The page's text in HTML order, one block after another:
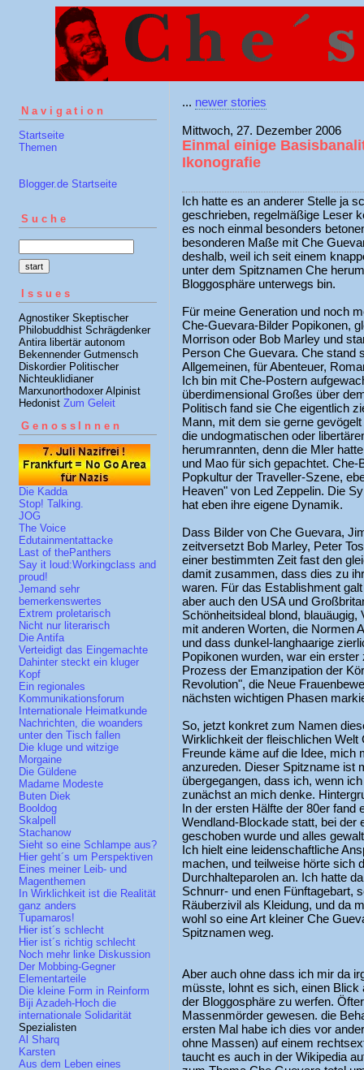
Navigation
Startseite
Themen
Blogger.de Startseite
Suche
Issues
Agnostiker Skeptischer
Philobuddhist Schrägdenker
Antira libertär autonom
Bekennender Gutmensch
Diskordier Politischer
Nichteuklidianer
Marxunorthodoxer Alpinist
Hedonist Zum Geleit
GenossInnen
Die Kadda
Stop! Talking.
JOG
The Voice
Edutainmentattacke
Last of thePanthers
Say it loud:Workingclass and
proud!
Jemand sehr
bemerkenswertes
Extrem proletarisch
Nicht nur literarisch
Die Antifa
Verteidigt das Eingemachte
Dahinter steckt ein kluger
Kopf
Ein regionales
Kommunikationsforum
Internationale Heimatkunde
Nachrichten, die woanders
unter den Tisch fallen
Die kluge und witzige
Morgaine
Die Güldene
Madame Modeste
Buten Diek
Booldog
Skalpell
Stachanow
Sieht so eine Schlampe aus?
Hier geht´s um Perspektiven
Eines meiner Leib- und
Magenthemen
In Wirklichkeit ist die Realität
ganz anders
Tupamaros!
Hier ist´s schlecht
Hier ist´s richtig schlecht
Noch mehr linke Diskussion
Der Mobbing-Gegner
Elementarteile
Die kleine Form in Reinform
Biji Azadeh-Hoch die
internationale Solidarität
Spezialisten
Al Sharq
Karsten
Aus dem Leben eines
... newer stories
Mittwoch, 27. Dezember 2006
Einmal einige
Ikonografie
Ich hatte es an anderer Stelle ja
geschrieben, regelmäßige Leser
es noch einmal besonders
besonderen Maße mit Che
deshalb, weil ich seit einem
unter dem Spitznamen Che
Bloggosphäre unterwegs bin.
Für meine Generation und noch
Che-Guevara-Bilder Popikonen,
Morrison oder Bob Marley und
Person Che Guevara. Che stand
Allgemeinen, für Abenteuer,
Ich bin mit Che-Postern
überdimensional Großes über
Politisch fand sie Che eigentlich
Mann, mit dem sie gerne
die undogmatischen oder
herumrannten, denn die Mler
und Mao für sich gepachtet.
Popkultur der Traveller-Szene,
Heaven" von Led Zeppelin. Die
hat eben ihre eigene Dynamik.
Dass Bilder von Che Guevara,
zeitversetzt Bob Marley, Peter
einer bestimmten Zeit fast den
damit zusammen, dass dies zu
waren. Für das Establishment
aber auch den USA und
Schönheitsideal blond,
mit anderen Worten, die Normen
und dass dunkel-langhaarige
Popikonen wurden, war ein
Prozess der Emanzipation der
Revolution", die Neue
nächsten wichtigen Phasen
So, jetzt konkret zum Namen
Wirklichkeit der fleischlichen
Freunde käme auf die Idee, mich
anzureden. Dieser Spitzname ist
übergegangen, dass ich, wenn
zunächst an mich denke.
In der ersten Hälfte der 80er fand
Wendland-Blockade statt, bei der
geschoben wurde und alles
Ich hielt eine leidenschaftliche
machen, und teilweise hörte sich
Durchhalteparolen an. Ich hatte
Schnurr- und enen Fünftagebart,
Räuberzivil als Kleidung, und da
wohl so eine Art kleiner Che
Spitznamen weg.
Aber auch ohne dass ich mir da
müsste, lohnt es sich, einen
der Bloggosphäre zu werfen.
Massenmörder gewesen. die
ersten Mal habe ich dies vor
ohne Massen) auf einem
taucht es auch in der Wikipedia